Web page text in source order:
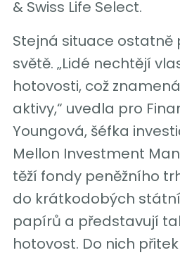
& Swiss Life Select.
Stejná situace ostatně
světě. „Lidé nechtějí
hotovosti, což
aktivy,“ uvedla pro
Youngová, šéfka
Mellon Investment
těží fondy peněžního
do krátkodobých
papírů a představují
hotovost. Do nich